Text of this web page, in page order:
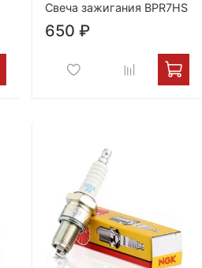
Свеча зажигания BPR7HS
650 ₽